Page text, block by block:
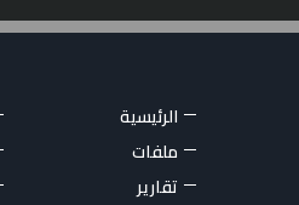
الرئيسية
ملفات
تقارير